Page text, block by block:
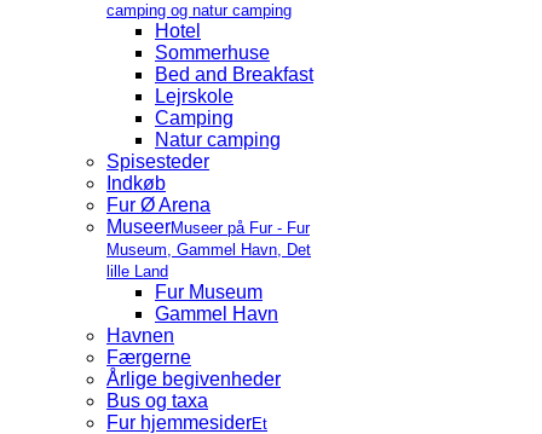
camping og natur camping
Hotel
Sommerhuse
Bed and Breakfast
Lejrskole
Camping
Natur camping
Spisesteder
Indkøb
Fur Ø Arena
MuseerMuseer på Fur - Fur
Museum, Gammel Havn, Det
lille Land
Fur Museum
Gammel Havn
Havnen
Færgerne
Årlige begivenheder
Bus og taxa
Fur hjemmesiderEt